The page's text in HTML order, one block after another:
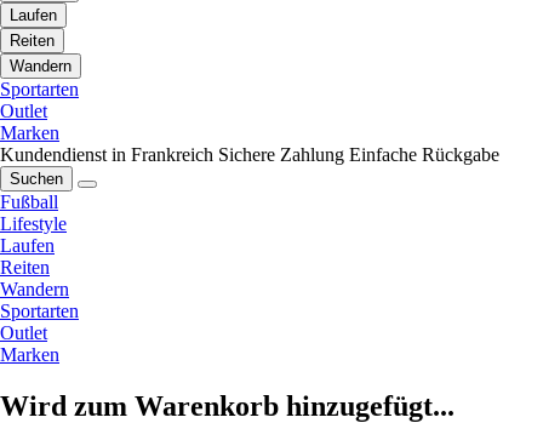
Laufen
Reiten
Wandern
Sportarten
Outlet
Marken
Kundendienst in Frankreich Sichere Zahlung Einfache Rückgabe
Suchen
Fußball
Lifestyle
Laufen
Reiten
Wandern
Sportarten
Outlet
Marken
Wird zum Warenkorb hinzugefügt...